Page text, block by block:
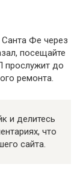
Фе через
посещайте
прослужит до
ремонта.
и делитесь
что
сайта.